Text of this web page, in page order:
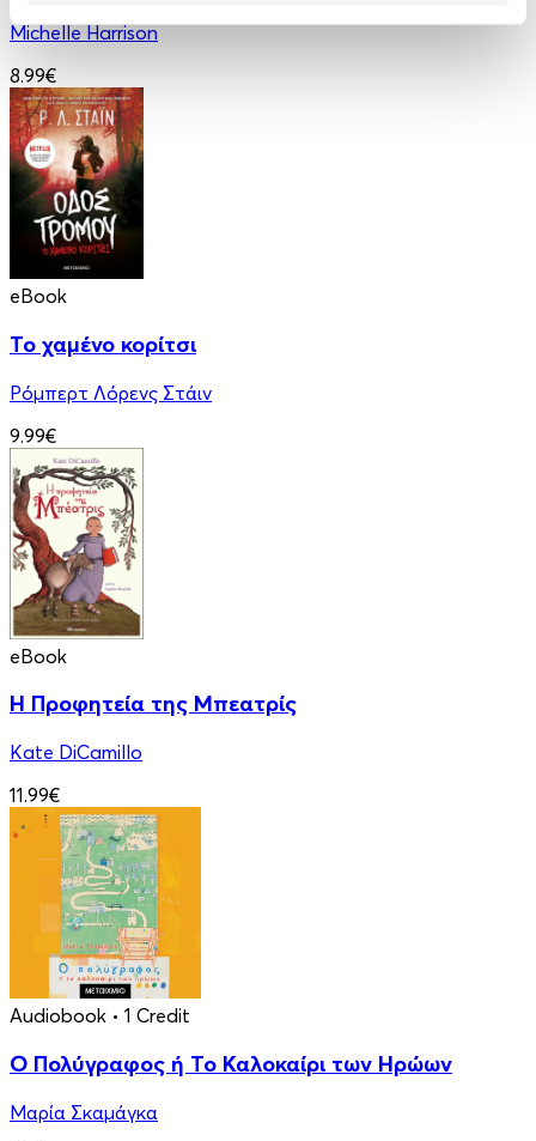
Michelle Harrison
8.99€
eBook
Το χαμένο κορίτσι
Ρόμπερτ Λόρενς Στάιν
9.99€
eBook
Η Προφητεία της Μπεατρίς
Kate DiCamillo
11.99€
Audiobook • 1 Credit
Ο Πολύγραφος ή Το Καλοκαίρι των Ηρώων
Μαρία Σκαμάγκα